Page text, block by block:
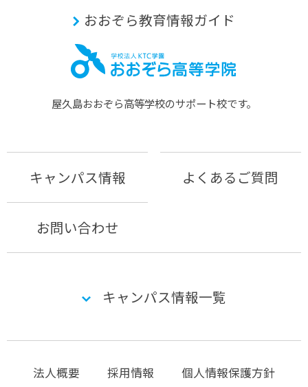
おおぞら教育情報ガイド
屋久島おおぞら⾼等学校のサポート校です。
キャンパス情報 よくあるご質問
お問い合わせ
キャンパス情報一覧
法人概要 採用情報 個人情報保護方針